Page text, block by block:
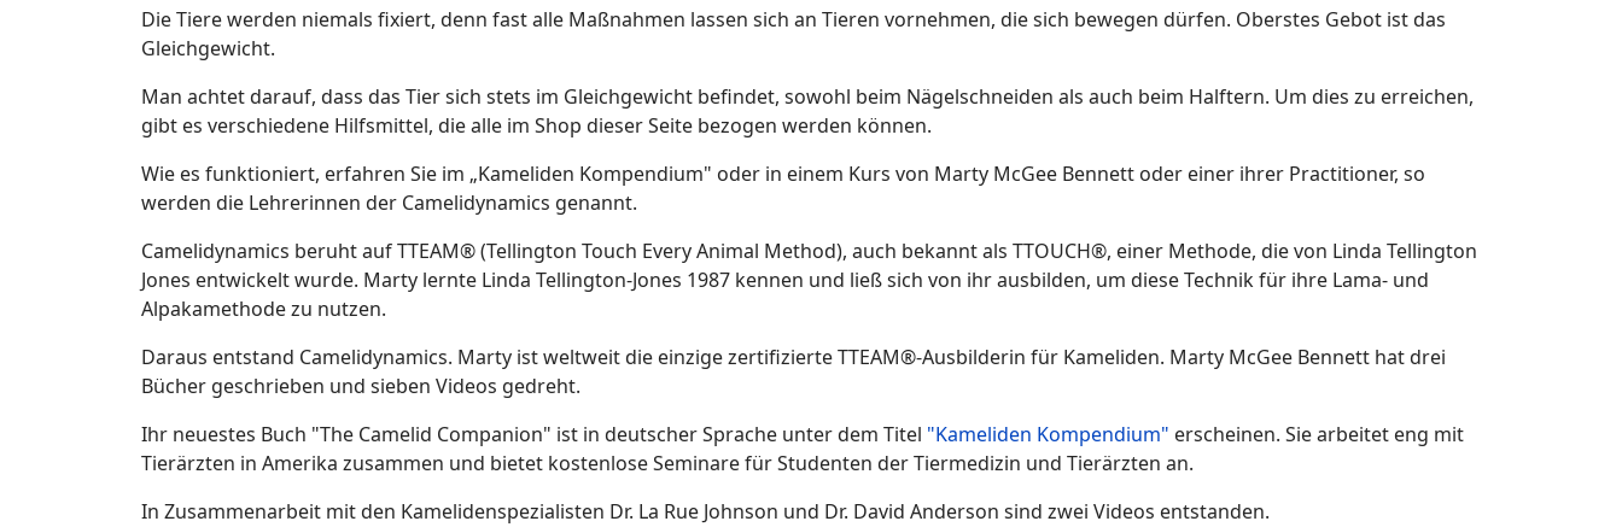
Die Tiere werden niemals fixiert, denn fast alle Maßnahmen lassen sich an Tieren vornehmen, die sich bewegen dürfen. Oberstes Gebot ist das
Gleichgewicht.
Man achtet darauf, dass das Tier sich stets im Gleichgewicht befindet, sowohl beim Nägelschneiden als auch beim Halftern. Um dies zu erreichen,
gibt es verschiedene Hilfsmittel, die alle im Shop dieser Seite bezogen werden können.
Wie es funktioniert, erfahren Sie im „Kameliden Kompendium" oder in einem Kurs von Marty McGee Bennett oder einer ihrer Practitioner, so
werden die Lehrerinnen der Camelidynamics genannt.
Camelidynamics beruht auf TTEAM® (Tellington Touch Every Animal Method), auch bekannt als TTOUCH®, einer Methode, die von Linda Tellington
Jones entwickelt wurde. Marty lernte Linda Tellington-Jones 1987 kennen und ließ sich von ihr ausbilden, um diese Technik für ihre Lama- und
Alpakamethode zu nutzen.
Daraus entstand Camelidynamics. Marty ist weltweit die einzige zertifizierte TTEAM®-Ausbilderin für Kameliden. Marty McGee Bennett hat drei
Bücher geschrieben und sieben Videos gedreht.
Ihr neuestes Buch "The Camelid Companion" ist in deutscher Sprache unter dem Titel "Kameliden Kompendium" erscheinen. Sie arbeitet eng mit
Tierärzten in Amerika zusammen und bietet kostenlose Seminare für Studenten der Tiermedizin und Tierärzten an.
In Zusammenarbeit mit den Kamelidenspezialisten Dr. La Rue Johnson und Dr. David Anderson sind zwei Videos entstanden.